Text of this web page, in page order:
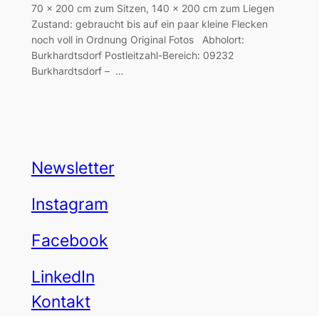
70 x 200 cm zum Sitzen, 140 x 200 cm zum Liegen
Zustand: gebraucht bis auf ein paar kleine Flecken
noch voll in Ordnung Original Fotos Abholort:
Burkhardtsdorf Postleitzahl-Bereich: 09232
Burkhardtsdorf – …
Newsletter
Instagram
Facebook
LinkedIn
Kontakt